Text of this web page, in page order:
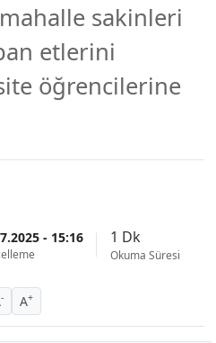
sakinleri
etlerini
öğrencilerine
- 15:16 1 Dk
Okuma Süresi
- A+